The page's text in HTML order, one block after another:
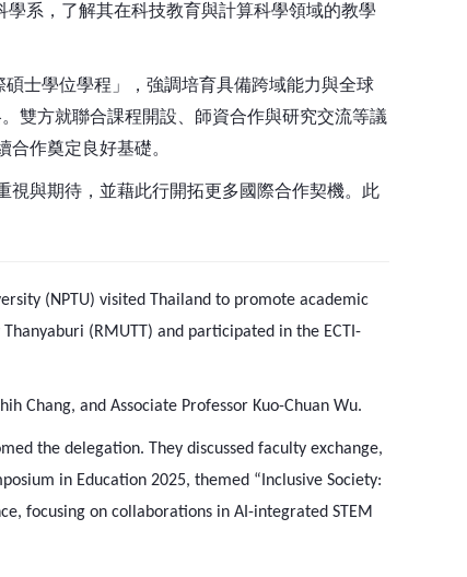
學系，了解其在科技教育與計算科學領域的教學
士學位學程」，強調培育具備跨域能力與全球
雙方就聯合課程開設、師資合作與研究交流等議
作奠定良好基礎。
與期待，並藉此行開拓更多國際合作契機。此
(NPTU) visited Thailand to promote academic
(RMUTT) and participated in the ECTI-
Chang, and Associate Professor Kuo-Chuan Wu.
the delegation. They discussed faculty exchange,
in Education 2025, themed “Inclusive Society:
focusing on collaborations in AI-integrated STEM